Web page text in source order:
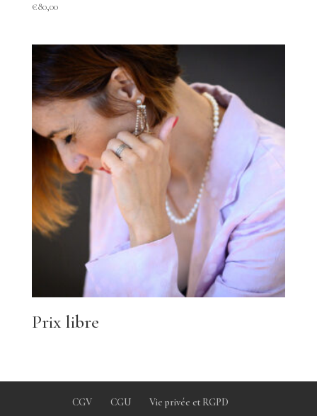
€80,00
Prix libre
CGV CGU Vie privée et RGPD